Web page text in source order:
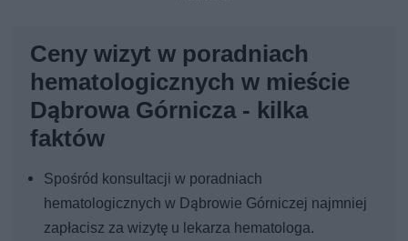
Ceny wizyt w poradniach
hematologicznych w mieście
Dąbrowa Górnicza - kilka
faktów
Spośród konsultacji w poradniach
hematologicznych w Dąbrowie Górniczej najmniej
zapłacisz za wizytę u lekarza hematologa.